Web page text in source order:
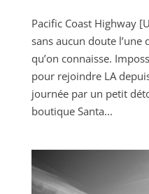
Pacific Coast Highway
sans aucun doute l’une
qu’on connaisse.
pour rejoindre LA
journée par un petit
boutique Santa...